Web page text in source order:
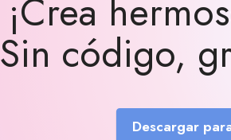
¡Crea
Sin código,
Descargar